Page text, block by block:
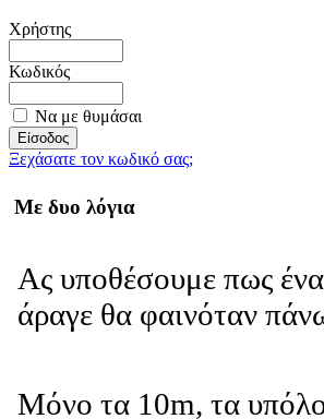
Χρήστης
Κωδικός
Να με θυμάσαι
Ξεχάσατε τον κωδικό σας;
Με δυο λόγια
Ας υποθέσουμε πως
άραγε θα φαινόταν
Μόνο τα 10m, τα